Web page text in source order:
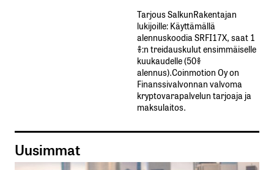
Tarjous SalkunRakentajan
lukijoille: Käyttämällä​ ​
alennuskoodia​ ​SRFI17X,​ ​saat​ ​1
%:n treidauskulut​ ​ensimmäiselle​ ​
kuukaudelle​ ​(50%​ ​
alennus).Coinmotion Oy on
Finanssivalvonnan valvoma
kryptovarapalvelun tarjoaja ja
maksulaitos.
Uusimmat